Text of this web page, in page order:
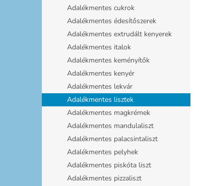
Adalékmentes cukrok
Adalékmentes édesítőszerek
Adalékmentes extrudált kenyerek
Adalékmentes italok
Adalékmentes keményítők
Adalékmentes kenyér
Adalékmentes lekvár
Adalékmentes lisztek
Adalékmentes magkrémek
Adalékmentes mandulaliszt
Adalékmentes palacsintaliszt
Adalékmentes pelyhek
Adalékmentes piskóta liszt
Adalékmentes pizzaliszt